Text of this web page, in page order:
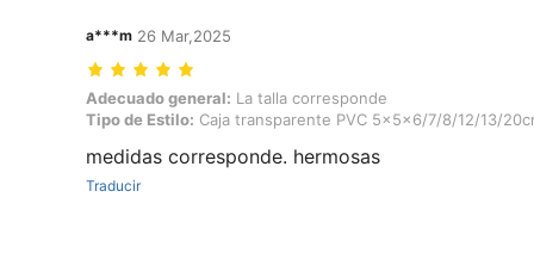
a***m 26 Mar,2025
Adecuado general: La talla corresponde, Tipo de Estilo: Caja
Adecuado general: La talla corresponde
Tipo de Estilo: Caja transparente PVC 5x5x6/7/8/12/13/
medidas corresponde. hermosas
Traducir